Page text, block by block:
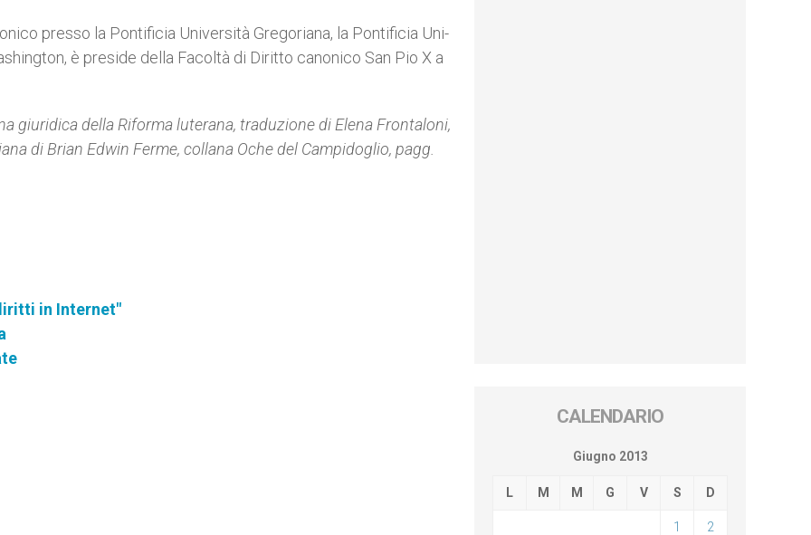
presso la Pontificia Università Gregoriana, la Ponti­ficia Uni­
è preside della Facoltà di Diritto canonico San Pio X a
giuridica della Riforma luterana, traduzione di Elena Frontaloni,
di Brian Edwin Ferme, collana Oche del Campidoglio, pagg.
in Internet"
CALENDARIO
Giugno 2013
L M M G V S D
1 2